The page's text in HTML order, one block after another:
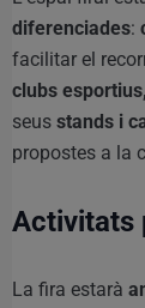
diferenciades:
facilitar el
clubs
seus stands i
propostes a la
Activitats
La fira estarà